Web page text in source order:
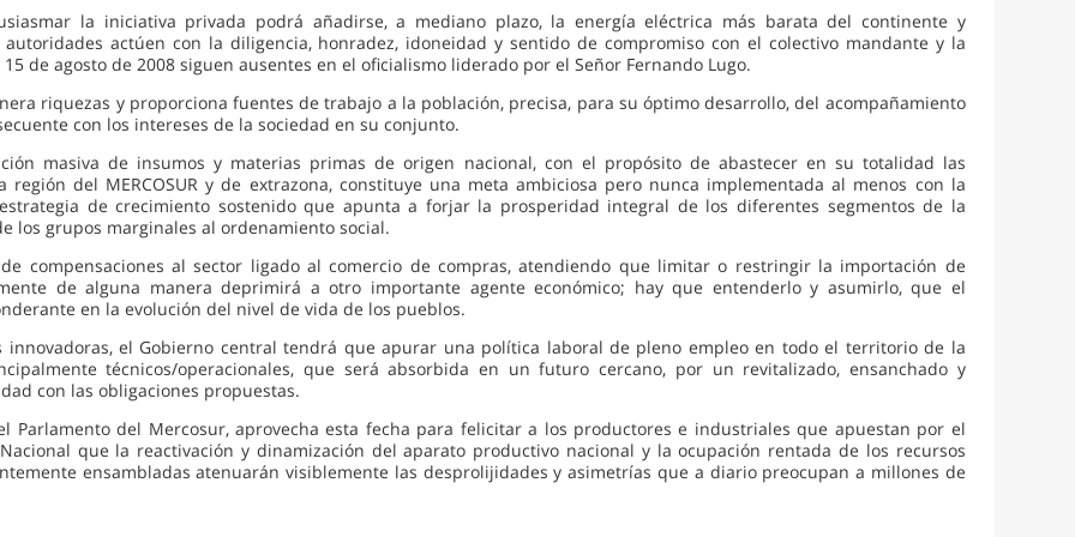
la iniciativa privada podrá añadirse, a mediano plazo, la energía eléctrica más barata del continente y
actúen con la diligencia, honradez, idoneidad y sentido de compromiso con el colectivo mandante y la
de agosto de 2008 siguen ausentes en el oficialismo liderado por el Señor Fernando Lugo.
riquezas y proporciona fuentes de trabajo a la población, precisa, para su óptimo desarrollo, del acompañamiento
con los intereses de la sociedad en su conjunto.
masiva de insumos y materias primas de origen nacional, con el propósito de abastecer en su totalidad las
del MERCOSUR y de extrazona, constituye una meta ambiciosa pero nunca implementada al menos con la
de crecimiento sostenido que apunta a forjar la prosperidad integral de los diferentes segmentos de la
los grupos marginales al ordenamiento social.
compensaciones al sector ligado al comercio de compras, atendiendo que limitar o restringir la importación de
de alguna manera deprimirá a otro importante agente económico; hay que entenderlo y asumirlo, que el
en la evolución del nivel de vida de los pueblos.
el Gobierno central tendrá que apurar una política laboral de pleno empleo en todo el territorio de la
técnicos/operacionales, que será absorbida en un futuro cercano, por un revitalizado, ensanchado y
con las obligaciones propuestas.
Parlamento del Mercosur, aprovecha esta fecha para felicitar a los productores e industriales que apuestan por el
que la reactivación y dinamización del aparato productivo nacional y la ocupación rentada de los recursos
ensambladas atenuarán visiblemente las desprolijidades y asimetrías que a diario preocupan a millones de